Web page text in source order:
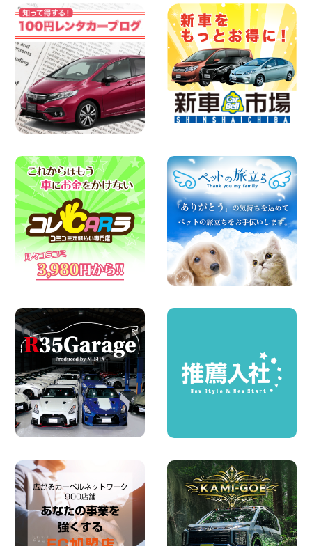
戸店
100円レンタカー 杉戸
2026年08月07日
佐渡でのドライブは安全第一!交通事故に
ご注意ください 新潟県 佐渡空港店
100円レンタカー 佐渡空港
2026年08月07日
楽しい佐渡旅行を守るために!安全運転の
お願い 新潟県 両津店
100円レンタカー 両津
日産セレナが新入荷!!中川かの里店!! 愛知
県 中川かの里店
100円レンタカー 中川かの里
2026年08月07日
☆ 夏休みクーポン登場!最大9,500円おト
ク! ☆ 鳥取県 鳥取青谷店
100円レンタカー 鳥取青谷
2026年08月07日
夏季休暇のお知らせ 東京都 墨田両国店
100円レンタカー 墨田両国
2026年08月07日
夏季休暇のお知らせ 東京都 墨田文花店
お盆も休まず営業します! 神奈川県 横浜
旭南本宿町店
100円レンタカー 横浜旭南本宿町
2026年08月07日